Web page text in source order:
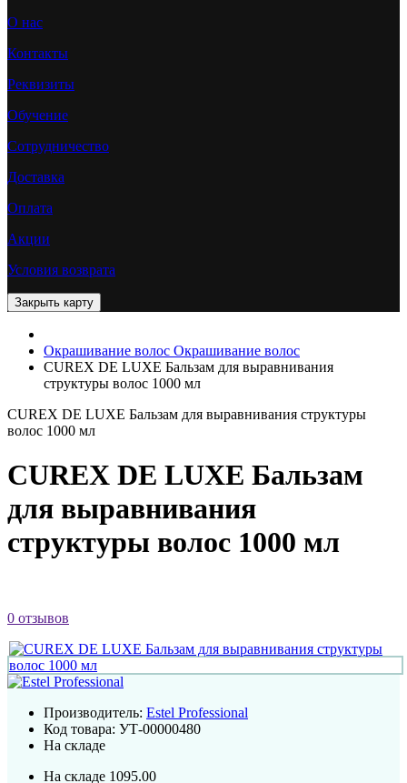
О нас
Контакты
Реквизиты
Обучение
Сотрудничество
Доставка
Оплата
Акции
Условия возврата
Окрашивание волос Окрашивание волос
CUREX DE LUXE Бальзам для выравнивания
структуры волос 1000 мл
CUREX DE LUXE Бальзам для выравнивания структуры
волос 1000 мл
CUREX DE LUXE Бальзам
для выравнивания
структуры волос 1000 мл
0 отзывов
Производитель: Estel Professional
Код товара: УТ-00000480
На складе
На складе 1095.00